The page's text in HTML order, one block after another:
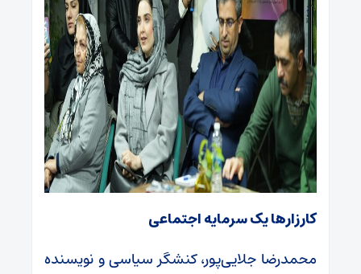
کارزارها یک سرمایه اجتماعی
محمدرضا جلایی‌پور، کنشگر سیاسی و نویسنده